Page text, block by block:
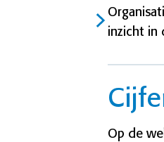
inzicht in
Op de